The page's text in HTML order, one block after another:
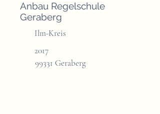
Anbau Regelschule
Geraberg
Ilm-Kreis
2017
99331 Geraberg